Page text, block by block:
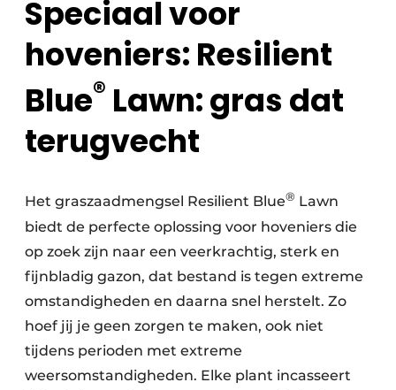
Speciaal voor
hoveniers: Resilient
Blue® Lawn: gras dat
terugvecht
Het graszaadmengsel Resilient Blue® Lawn
biedt de perfecte oplossing voor hoveniers die
op zoek zijn naar een veerkrachtig, sterk en
fijnbladig gazon, dat bestand is tegen extreme
omstandigheden en daarna snel herstelt. Zo
hoef jij je geen zorgen te maken, ook niet
tijdens perioden met extreme
weersomstandigheden. Elke plant incasseert